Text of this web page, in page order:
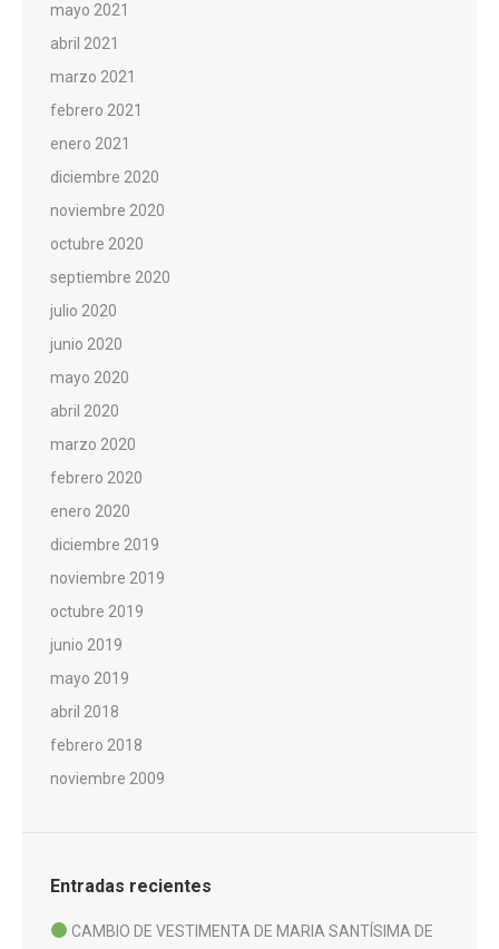
mayo 2021
abril 2021
marzo 2021
febrero 2021
enero 2021
diciembre 2020
noviembre 2020
octubre 2020
septiembre 2020
julio 2020
junio 2020
mayo 2020
abril 2020
marzo 2020
febrero 2020
enero 2020
diciembre 2019
noviembre 2019
octubre 2019
junio 2019
mayo 2019
abril 2018
febrero 2018
noviembre 2009
Entradas recientes
CAMBIO DE VESTIMENTA DE MARIA SANTÍSIMA DE